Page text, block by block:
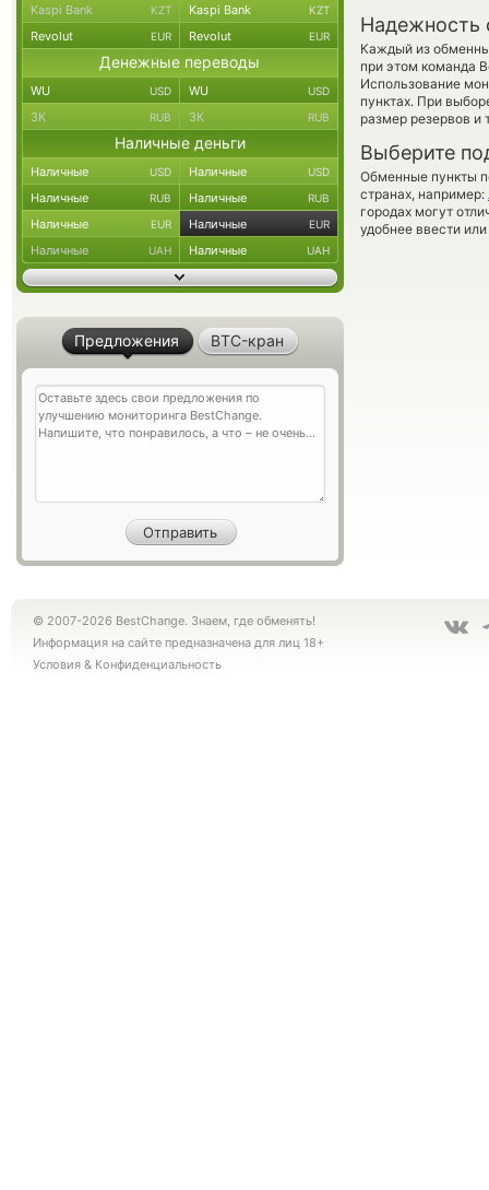
Надежность
Каждый из
при этом команда
Использование
пунктах. При
размер резервов и
Выберите
Обменные пункты
странах, например:
городах могут
удобнее ввести
Kaspi Bank KZT Kaspi Bank KZT
Revolut EUR Revolut EUR
Денежные переводы
WU USD WU USD
ЗК RUB ЗК RUB
Наличные деньги
Наличные USD Наличные USD
Наличные RUB Наличные RUB
Наличные EUR Наличные EUR
Наличные UAH Наличные UAH
Предложения BTC-кран
© 2007-2026 BestChange. Знаем, где обменять!
Информация на сайте предназначена для лиц 18+
Условия & Конфиденциальность